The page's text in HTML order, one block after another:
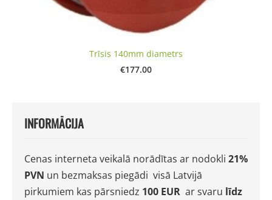
INFORMĀCIJA
Cenas interneta veikalā norādītas ar nodokli 21%
PVN un bezmaksas piegādi visā Latvijā
pirkumiem kas pārsniedz 100 EUR arsvaru līdz
Trīsis 140mm diametrs
€177.00